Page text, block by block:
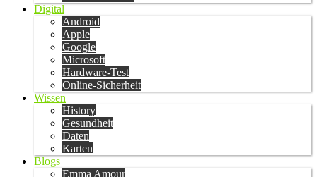
Digital
Android
Apple
Google
Microsoft
Hardware-Test
Online-Sicherheit
Wissen
History
Gesundheit
Daten
Karten
Blogs
Emma Amour